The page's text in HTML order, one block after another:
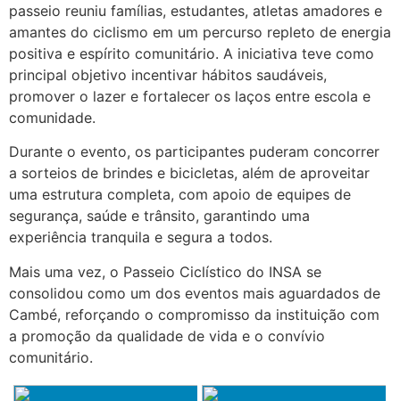
passeio reuniu famílias, estudantes, atletas amadores e
amantes do ciclismo em um percurso repleto de energia
positiva e espírito comunitário. A iniciativa teve como
principal objetivo incentivar hábitos saudáveis,
promover o lazer e fortalecer os laços entre escola e
comunidade.
Durante o evento, os participantes puderam concorrer
a sorteios de brindes e bicicletas, além de aproveitar
uma estrutura completa, com apoio de equipes de
segurança, saúde e trânsito, garantindo uma
experiência tranquila e segura a todos.
Mais uma vez, o Passeio Ciclístico do INSA se
consolidou como um dos eventos mais aguardados de
Cambé, reforçando o compromisso da instituição com
a promoção da qualidade de vida e o convívio
comunitário.